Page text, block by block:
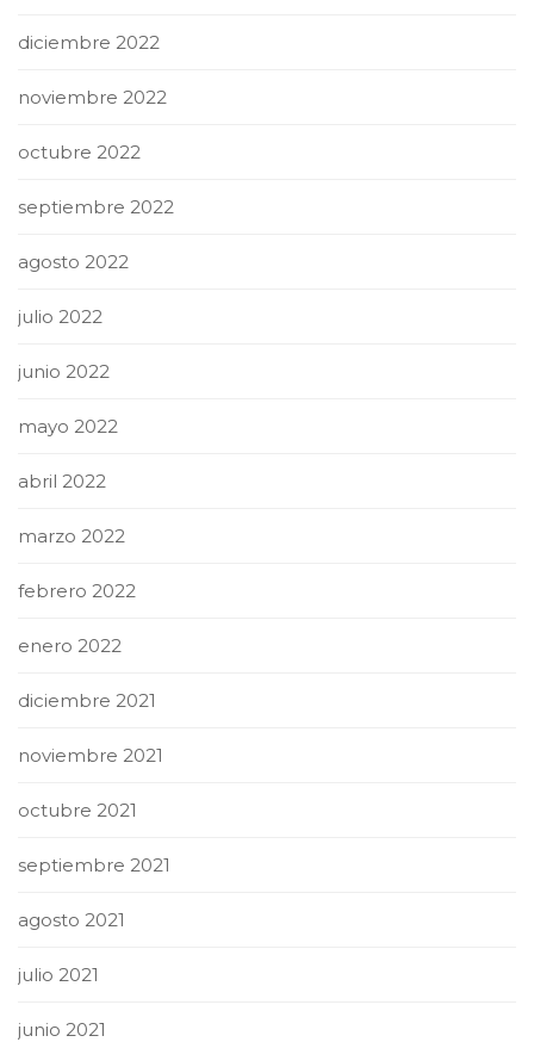
diciembre 2022
noviembre 2022
octubre 2022
septiembre 2022
agosto 2022
julio 2022
junio 2022
mayo 2022
abril 2022
marzo 2022
febrero 2022
enero 2022
diciembre 2021
noviembre 2021
octubre 2021
septiembre 2021
agosto 2021
julio 2021
junio 2021